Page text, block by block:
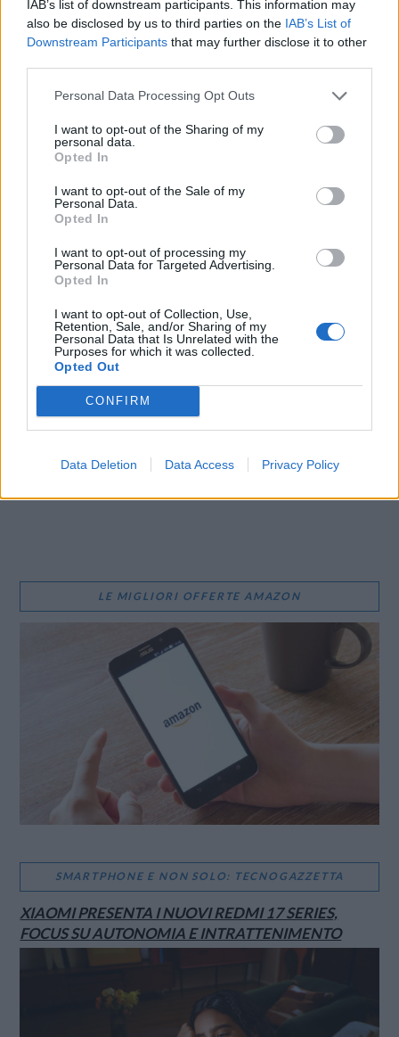
IAB’s list of downstream participants. This information may
also be disclosed by us to third parties on the IAB’s List of
Downstream Participants that may further disclose it to other
Personal Data Processing Opt Outs
I want to opt-out of the Sharing of my
personal data.
Opted In
I want to opt-out of the Sale of my
Personal Data.
Opted In
I want to opt-out of processing my
Personal Data for Targeted Advertising.
Opted In
I want to opt-out of Collection, Use,
Retention, Sale, and/or Sharing of my
Personal Data that Is Unrelated with the
Purposes for which it was collected.
Opted Out
CONFIRM
Data Deletion Data Access Privacy Policy
CONDIVIDI QUESTO ARTICOLO:
E-mail
LE MIGLIORI OFFERTE AMAZON
SMARTPHONE E NON SOLO: TECNOGAZZETTA
XIAOMI PRESENTA I NUOVI REDMI 17 SERIES,
FOCUS SU AUTONOMIA E INTRATTENIMENTO